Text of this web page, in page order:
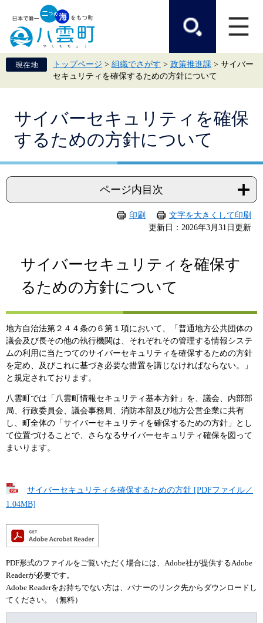
頭
で
飛
ば
て
トップページ > 組織でさがす > 政策推進課 > サイバー
セキュリティを確保するための方針について
サイバーセキュリティを確保
するための方針について
ページ内目次
印刷
文字を大きくして印刷
更新日：2026年3月31日更新
サイバーセキュリティを確保す
るための方針について
地方自治法第２４４条の６第１項において、「普通地方公共団体の
議会及び長その他の執行機関は、それぞれその管理する情報システ
ムの利用に当たつてのサイバーセキュリティを確保するための方針
を定め、及びこれに基づき必要な措置を講じなければならない。」
と規定されております。
八雲町では「八雲町情報セキュリティ基本方針」を、議会、内部部
局、行政委員会、議会事務局、消防本部及び地方公営企業に共有
し、町全体の「サイバーセキュリティを確保するための方針」とし
て位置づけることで、さらなるサイバーセキュリティ確保を図って
まいります。
サイバーセキュリティを確保するための方針 [PDFファイル／
1.04MB]
PDF形式のファイルをご覧いただく場合には、Adobe社が提供するAdobe
Readerが必要です。
Adobe Readerをお持ちでない方は、バナーのリンク先からダウンロードし
てください。（無料）